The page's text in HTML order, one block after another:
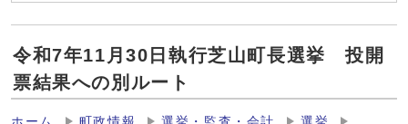
令和7年11月30日執行芝山町長選挙 投開
票結果への別ルート